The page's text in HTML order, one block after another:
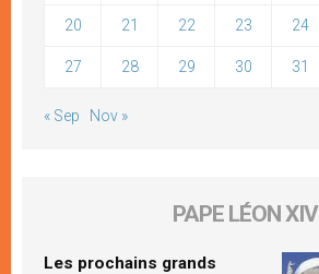
20 21 22 23 24
27 28 29 30 31
« Sep Nov »
PAPE LÉON XIV
Les prochains grands